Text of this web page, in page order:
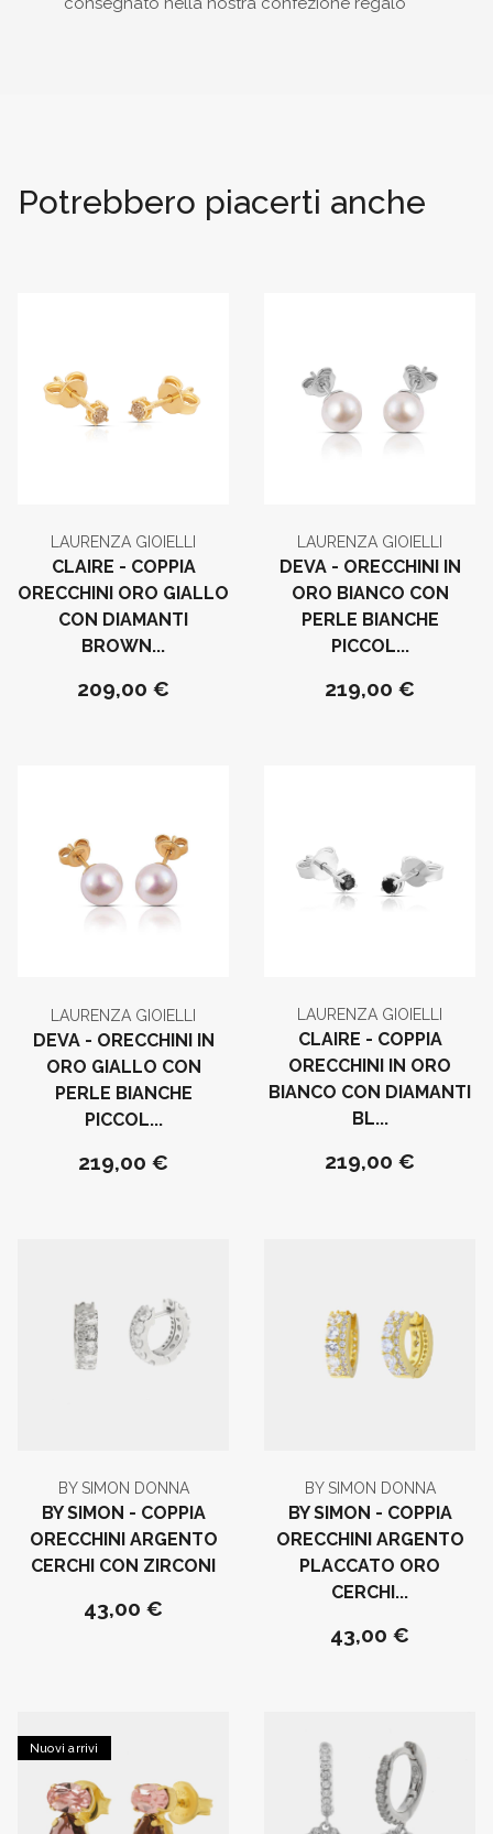
Potrebbero piacerti anche
LAURENZA GIOIELLI
CLAIRE - COPPIA
ORECCHINI ORO GIALLO
CON DIAMANTI
BROWN...
209,00 €
LAURENZA GIOIELLI
DEVA - ORECCHINI IN
ORO BIANCO CON
PERLE BIANCHE
PICCOL...
219,00 €
LAURENZA GIOIELLI
DEVA - ORECCHINI IN
ORO GIALLO CON
PERLE BIANCHE
PICCOL...
219,00 €
LAURENZA GIOIELLI
CLAIRE - COPPIA
ORECCHINI IN ORO
BIANCO CON DIAMANTI
BL...
219,00 €
BY SIMON DONNA
BY SIMON - COPPIA
ORECCHINI ARGENTO
CERCHI CON ZIRCONI
43,00 €
BY SIMON DONNA
BY SIMON - COPPIA
ORECCHINI ARGENTO
PLACCATO ORO
CERCHI...
43,00 €
Nuovi arrivi